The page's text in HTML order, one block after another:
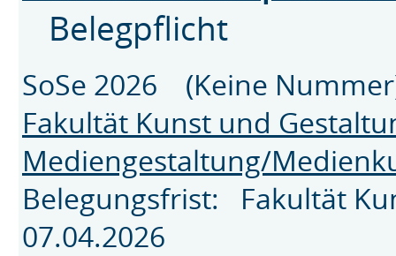
Belegpflicht
SoSe 2026 (Keine
Fakultät Kunst und
Mediengestaltung/
Belegungsfrist: Fakultät
07.04.2026